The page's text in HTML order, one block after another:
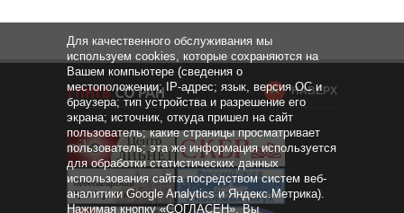
НАВЕРХ
Для качественного обслуживания мы
используем cookies, которые сохраняются на
Вашем компьютере (сведения о
местоположении; IP-адрес; язык, версия ОС и
браузера; тип устройства и разрешение его
экрана; источник, откуда пришел на сайт
пользователь; какие страницы просматривает
пользователь; эта же информация используется
для обработки статистических данных
использования сайта посредством систем веб-
аналитики Google Analytics и Яндекс.Метрика).
Нажимая кнопку «СОГЛАСЕН», Вы